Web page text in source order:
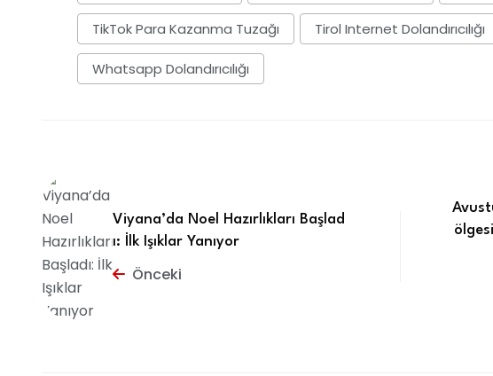
TikTok Para Kazanma Tuzağı Tirol Internet Dolandırıcılığı
Whatsapp Dolandırıcılığı
Viyana’da Noel Hazırlıkları Başlad
ı: İlk Işıklar Yanıyor
Önceki